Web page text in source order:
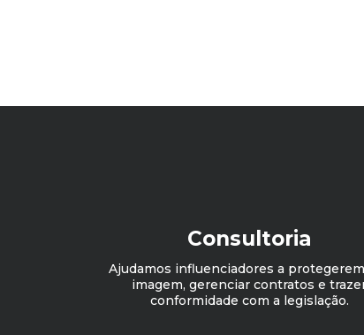
Consultoria
Ajudamos influenciadores a
imagem, gerenciar contratos e
conformidade com a legislação.